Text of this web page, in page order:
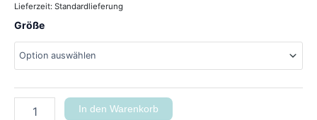
Lieferzeit: Standardlieferung
Größe
In den Warenkorb